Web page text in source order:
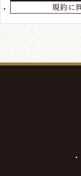
会員が退会を希望
当店の判断により
最終の発送から、3
ルアドレス等の不
削除する場合があ
規約に